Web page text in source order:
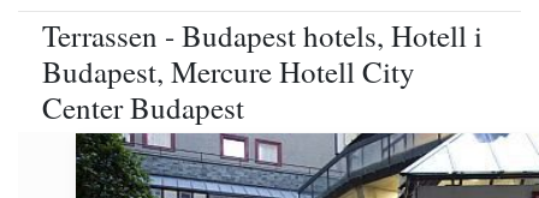
Terrassen - Budapest hotels, Hotell i
Budapest, Mercure Hotell City
Center Budapest